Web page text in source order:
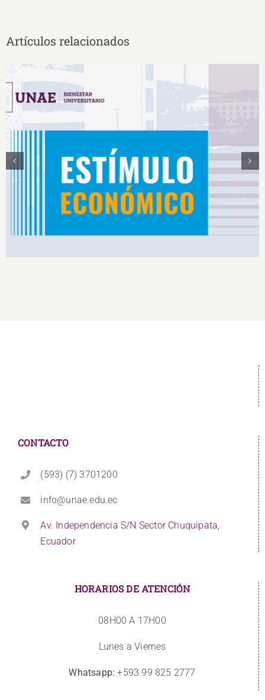
Artículos relacionados
Estímulos Económicos para Deportistas de Alto
Rendimiento IS2026
CONTACTO
(593) (7) 3701200
info@unae.edu.ec
Av. Independencia S/N Sector Chuquipata,
Ecuador
HORARIOS DE ATENCIÓN
08H00 A 17H00
Lunes a Viernes
Whatsapp: +593 99 825 2777